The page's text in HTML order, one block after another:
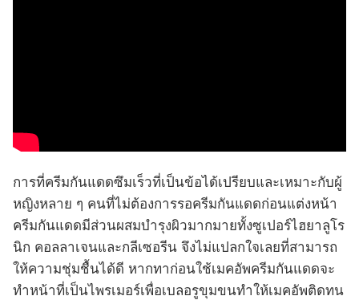
การที่ครีมกันแดดซึมเร็วที่เป็นข้อได้เปรียบและเหมาะกับผู้
หญิงหลาย ๆ คนที่ไม่ต้องการรอครีมกันแดดก่อนแต่งหน้า
ครีมกันแดดมีส่วนผสมบำรุงผิวมากมายทั้งซูเปอร์ไฮยาลูโร
นิก คอลลาเจนและกลีเซอรีน จึงไม่แปลกใจเลยที่สามารถ
ให้ความชุ่มชื้นได้ดี หากทาก่อนใช้เมคอัพครีมกันแดดจะ
ทำหน้าที่เป็นไพรเมอร์เพื่อเบลอรูขุมขนทำให้เมคอัพติดทน